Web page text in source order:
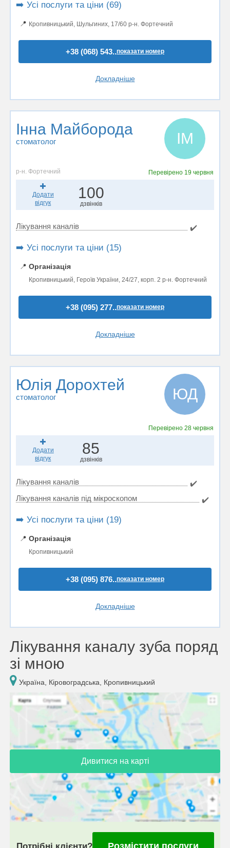
➡️ Усі послуги та ціни (69)
📍 Кропивницький, Шульгиних, 17/60 р-н. Фортечний
+38 (068) 543..показати номер
Докладніше
Інна Майборода
стоматолог ІМ
р-н. Фортечний Перевірено 19 червня
Додати
відгук
100
дзвінків
Лікування каналів ✔️
➡️ Усі послуги та ціни (15)
📍 Організація
Кропивницький, Героїв України, 24/27, корп. 2 р-н. Фортечний
+38 (095) 277..показати номер
Докладніше
Юлія Дорохтей
стоматолог ЮД
Перевірено28 червня
Додати
відгук
85
дзвінків
Лікування каналів
✔️
Лікування каналів під мікроскопом
✔️
➡️ Усі послуги та ціни (19)
📍 Організація
Кропивницький
+38 (095) 876..показати номер
Докладніше
Лікування каналу зуба поряд
зі мною
Україна, Кіровоградська, Кропивницький
Дивитися на карті
Потрібні клієнти? Розмістити послуги